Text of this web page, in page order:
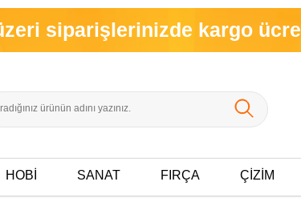
siparişlerinizde kargo ücretsiz!
HOBİ SANAT FIRÇA ÇİZİM